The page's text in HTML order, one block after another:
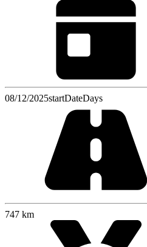
08/12/2025startDateDays
747 km